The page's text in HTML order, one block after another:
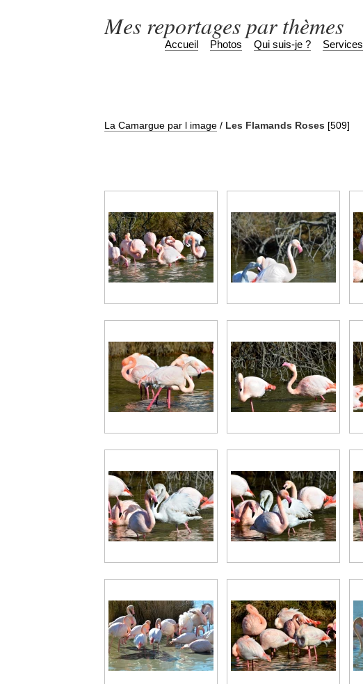
Mes reportages par thèmes
La Camargue par l image / Les Flamands Roses [509]
Accueil Photos Qui suis-je ? Services